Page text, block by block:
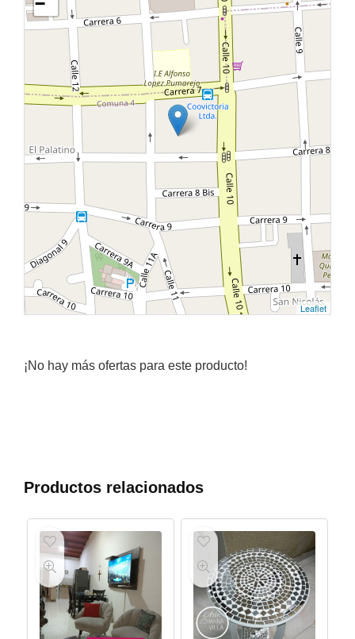
Leaflet
¡No hay más ofertas para este producto!
Productos relacionados